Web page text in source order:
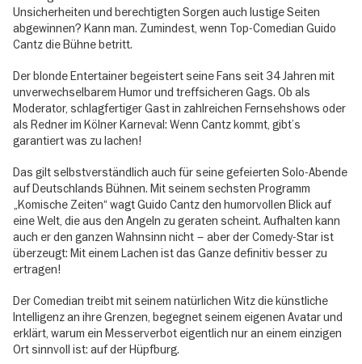
Unsicherheiten und berechtigten Sorgen auch lustige Seiten
abgewinnen? Kann man. Zumindest, wenn Top-Comedian Guido
Cantz die Bühne betritt.
Der blonde Entertainer begeistert seine Fans seit 34 Jahren mit
unverwechselbarem Humor und treffsicheren Gags. Ob als
Moderator, schlagfertiger Gast in zahlreichen Fernsehshows oder
als Redner im Kölner Karneval: Wenn Cantz kommt, gibt’s
garantiert was zu lachen!
Das gilt selbstverständlich auch für seine gefeierten Solo-Abende
auf Deutschlands Bühnen. Mit seinem sechsten Programm
„Komische Zeiten“ wagt Guido Cantz den humorvollen Blick auf
eine Welt, die aus den Angeln zu geraten scheint. Aufhalten kann
auch er den ganzen Wahnsinn nicht – aber der Comedy-Star ist
überzeugt: Mit einem Lachen ist das Ganze definitiv besser zu
ertragen!
Der Comedian treibt mit seinem natürlichen Witz die künstliche
Intelligenz an ihre Grenzen, begegnet seinem eigenen Avatar und
erklärt, warum ein Messerverbot eigentlich nur an einem einzigen
Ort sinnvoll ist: auf der Hüpfburg.